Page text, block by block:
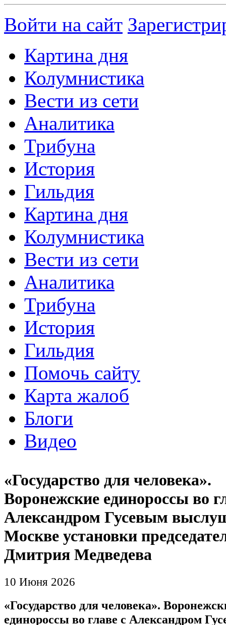
Войти на сайт
Картина дня
Колумнистика
Вести из сети
Аналитика
Трибуна
История
Гильдия
Картина дня
Колумнистика
Вести из сети
Аналитика
Трибуна
История
Гильдия
Помочь сайту
Карта жалоб
Блоги
Видео
«Государство для человека».
Воронежские единороссы во
Александром Гусевым
Москве установки
Дмитрия Медведева
10 Июня 2026
«Государство для человека».
единороссы во главе с Александром